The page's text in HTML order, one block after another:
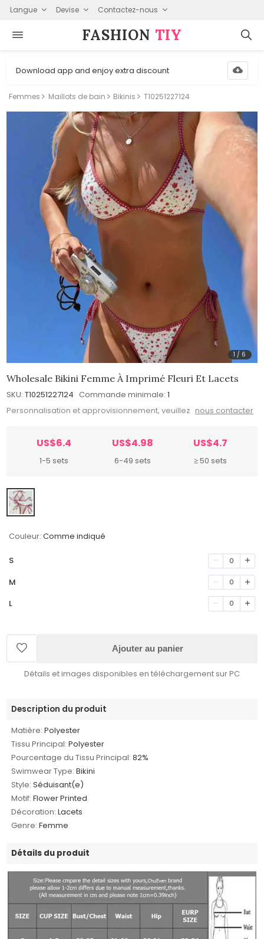
Langue Devise Contactez-nous
FASHION⁠ TIY
Download app and enjoy extra discount
Femmes Maillots de bain Bikinis T10251227124
1 / 6
Wholesale Bikini Femme À Imprimé Fleuri Et Lacets
SKU: T10251227124 Commande minimale: 1
Personnalisation et approvisionnement, veuillez nous contacter
US$6.4
1-5 sets
US$4.98
6-49 sets
US$4.7
≥ 50 sets
Couleur: Comme indiqué
S 0
M 0
L 0
Ajouter au panier
Détails et images disponibles en téléchargement sur PC
Description du produit
Matière: Polyester
Tissu Principal: Polyester
Pourcentage du Tissu Principal: 82%
Swimwear Type: Bikini
Style: Séduisant(e)
Motif: Flower Printed
Décoration: Lacets
Genre: Femme
Détails du produit